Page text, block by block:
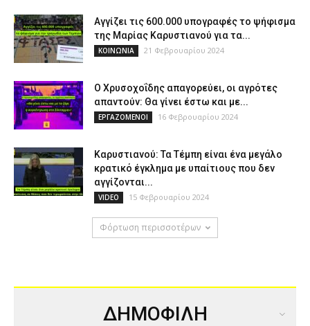
Αγγίζει τις 600.000 υπογραφές το ψήφισμα
της Μαρίας Καρυστιανού για τα...
ΚΟΙΝΩΝΙΑ 21 Φεβρουαρίου 2024
Ο Χρυσοχοΐδης απαγορεύει, οι αγρότες
απαντούν: Θα γίνει έστω και με...
ΕΡΓΑΖΟΜΕΝΟΙ 16 Φεβρουαρίου 2024
Καρυστιανού: Τα Τέμπη είναι ένα μεγάλο
κρατικό έγκλημα με υπαίτιους που δεν
αγγίζονται...
VIDEO 15 Φεβρουαρίου 2024
Φόρτωση περισσοτέρων
ΔΗΜΟΦΙΛΗ